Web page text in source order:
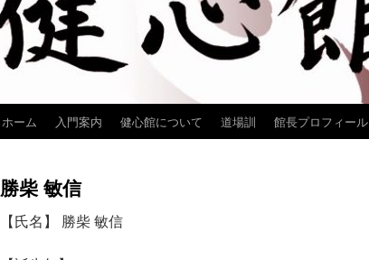
ホーム 入門案内 健心館について 道場訓 館長プロフィール
勝柴 敏信
【氏名】 勝柴 敏信